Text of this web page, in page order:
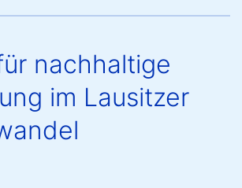
nachhaltige
im Lausitzer